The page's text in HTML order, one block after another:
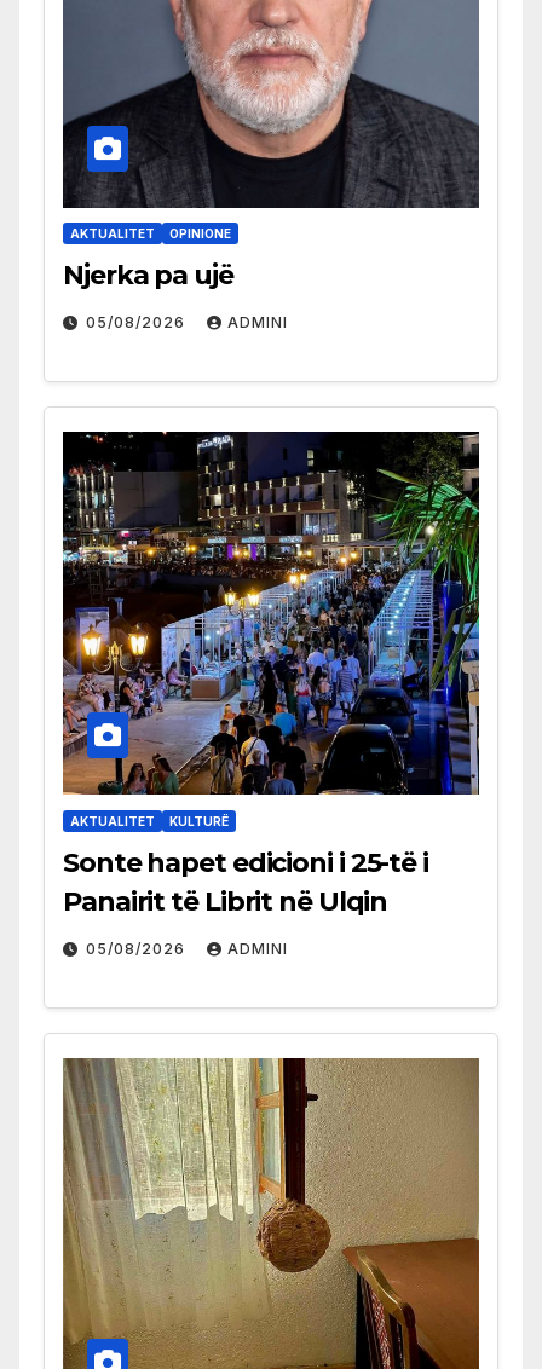
AKTUALITET OPINIONE
Njerka pa ujë
05/08/2026 ADMINI
AKTUALITET KULTURË
Sonte hapet edicioni i 25-të i
Panairit të Librit në Ulqin
05/08/2026 ADMINI